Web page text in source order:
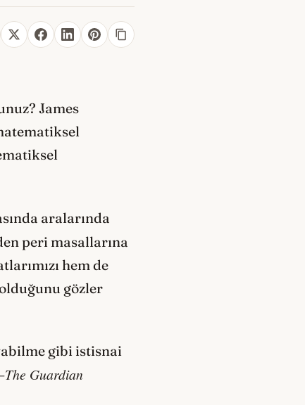
James
aralarında
peri masallarına
hem de
gözler
gibi istisnai
The Guardian